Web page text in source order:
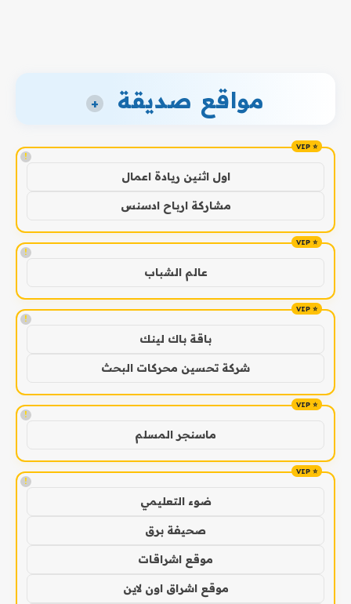
مواقع صديقة +
!
اول اثنين ريادة اعمال
مشاركة ارباح ادسنس
!
عالم الشباب
!
باقة باك لينك
شركة تحسين محركات البحث
!
ماسنجر المسلم
!
ضوء التعليمي
صحيفة برق
موقع اشراقات
موقع اشراق اون لاين